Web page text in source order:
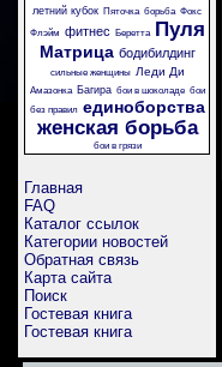
летний кубок Пяточка борьба Фокс
Флэйм фитнес Беретта Пуля
Матрица бодибилдинг
сильные женщины Леди Ди
Амазонка Багира бои в шоколаде бои
без правил единоборства
женская борьба
бои в грязи
Главная
FAQ
Каталог ссылок
Категории новостей
Обратная связь
Карта сайта
Поиск
Гостевая книга
Гостевая книга